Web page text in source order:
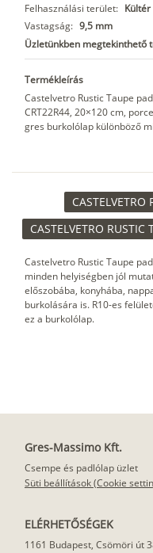
Felhasználási terület:
Vastagság: 9,5 mm
Üzletünkben megtekinthető
Termékleírás
Castelvetro Rustic Taupe
CRT22R44, 20×120 cm,
gres burkolólap különböző
CASTELVETRO
CASTELVETRO RUSTIC
Castelvetro Rustic Taupe
minden helyiségben jól
előszobába, konyhába,
burkolására is. R10-es
ez a burkolólap.
Gres-Massimo Kft.
Csempe és padlólap üzlet
Süti beállítások (Cookie
ELÉRHETŐSÉGEK
1161 Budapest, Csömöri út